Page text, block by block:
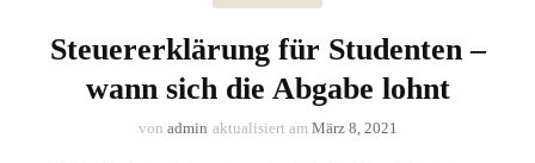
Steuererklärung für Studenten –
wann sich die Abgabe lohnt
von admin aktualisiert am März 8, 2021